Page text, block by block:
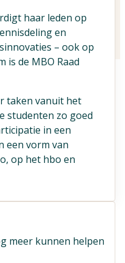
haar leden op
en
– ook op
is de MBO Raad
taken vanuit het
studenten zo goed
in een
een vorm van
op het hbo en
meer kunnen helpen